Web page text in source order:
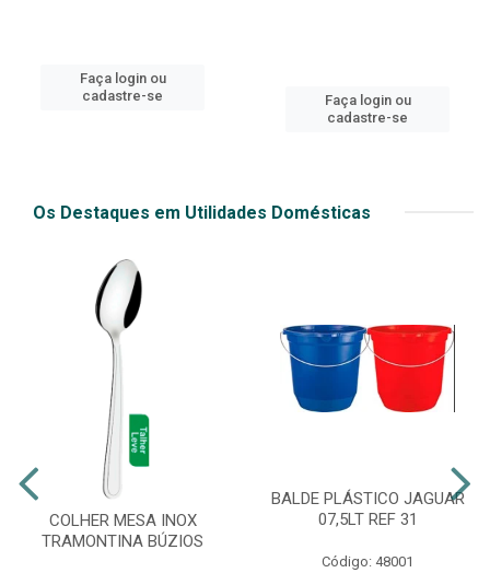
Faça login ou
cadastre-se
Faça login ou
cadastre-se
Os Destaques em Utilidades Domésticas
COLHER MESA INOX
TRAMONTINA BÚZIOS
BALDE PLÁSTICO JAGUAR
07,5LT REF 31
Código: 48001